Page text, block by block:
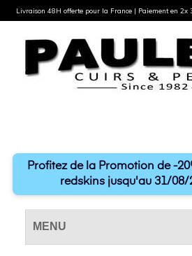
Profitez de la Promotion de -
redskins jusqu'au 31/08/
MENU
Livraison 48H offerte pour la France | Paiement en 2x